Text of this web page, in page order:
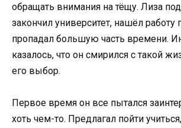
обращать внимания на тёщу. Лиза
закончил университет, нашёл работу
пропадал большую часть времени.
казалось, что он смирился с такой
его выбор.
Первое время он все пытался
хоть чем-то. Предлагал пойти